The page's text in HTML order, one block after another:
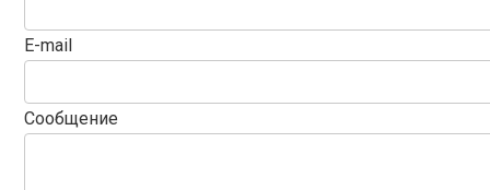
E-mail
Сообщение